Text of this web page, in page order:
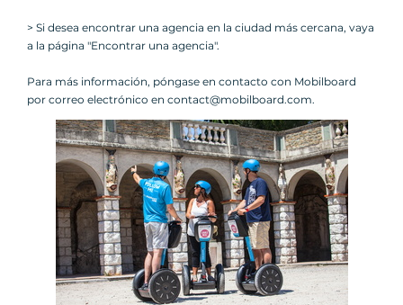
> Si desea encontrar una agencia en la ciudad más cercana, vaya
a la página "Encontrar una agencia".
Para más información, póngase en contacto con Mobilboard
por correo electrónico en contact@mobilboard.com.